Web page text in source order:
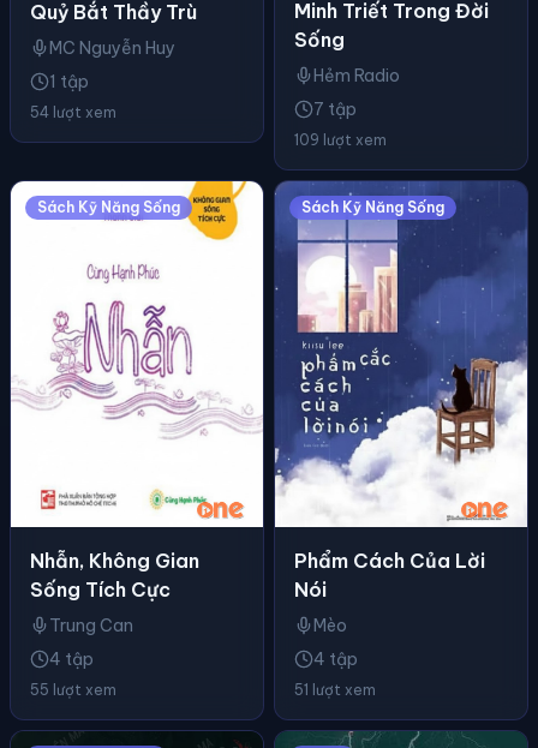
Quỷ Bắt Thầy Trù
MC Nguyễn Huy
1 tập
54 lượt xem
Minh Triết Trong Đời
Sống
Hẻm Radio
7 tập
109 lượt xem
Sách Kỹ Năng Sống
Nhẫn, Không Gian
Sống Tích Cực
Trung Can
4 tập
55 lượt xem
Sách Kỹ Năng Sống
Phẩm Cách Của Lời
Nói
Mèo
4 tập
51 lượt xem